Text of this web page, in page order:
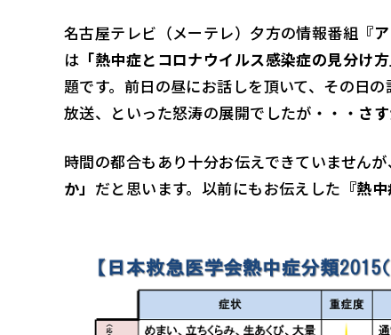
名古屋テレビ（メーテレ）夕方の情報番組 『
は 「熱中症とコロナウイルス感染症の見分け方
題です。前日の昼にお話しを頂いて、その日
放送、といった怒涛の展開でしたが・・・ さ
時間の都合もあり十分お伝えできていません
か」 だと思います。以前にもお伝えした 『熱